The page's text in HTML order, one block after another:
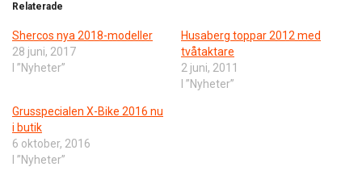
Relaterade
Shercos nya 2018-modeller
28 juni, 2017
I ”Nyheter”
Husaberg toppar 2012 med
tvåtaktare
2 juni, 2011
I ”Nyheter”
Grusspecialen X-Bike 2016 nu
i butik
6 oktober, 2016
I ”Nyheter”